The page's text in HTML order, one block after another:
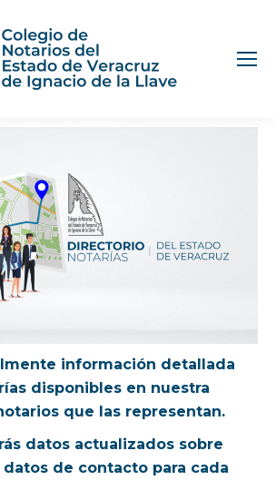
información detallada
disponibles en nuestra
que las representan.
datos actualizados sobre
de contacto para cada